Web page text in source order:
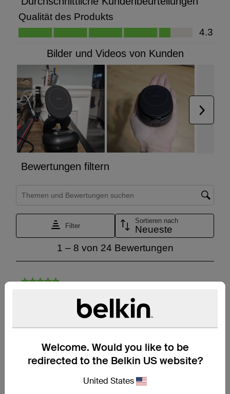
Welcome. Would you like to be
redirected to the Belkin US website?
United States